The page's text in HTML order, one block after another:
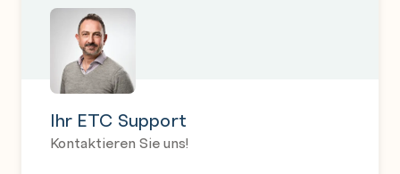
Ihr ETC Support
Kontaktieren Sie uns!